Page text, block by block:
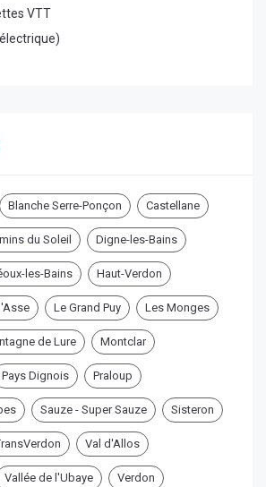
VTT
Blanche Serre-Ponçon Castellane
du Soleil Digne-les-Bains
les-Bains Haut-Verdon
Le Grand Puy Les Monges
de Lure Montclar
Pays Dignois Praloup
Sauze - Super Sauze Sisteron
Val d'Allos
Vallée de l'Ubaye Verdon